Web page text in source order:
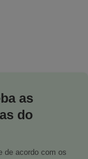
as
do
de acordo com os